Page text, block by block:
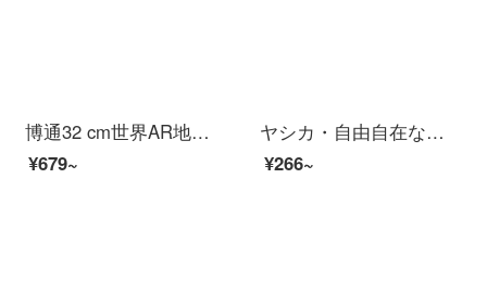
博通32 cm世界AR地球儀ベルトライトが輝く大きなサイズの中学生用中英語ハイビジョン2020高校生向け入学プレゼント3 D 32 CM高42 CM政区塑底带灯AR
¥679~
ヤシカ・自由自在な綿シーツ単品純綿布団シングルベッドカバーシングル綿学生寮マット保護カバー1.2 mベッド160*230 cmバロック灰
¥266~